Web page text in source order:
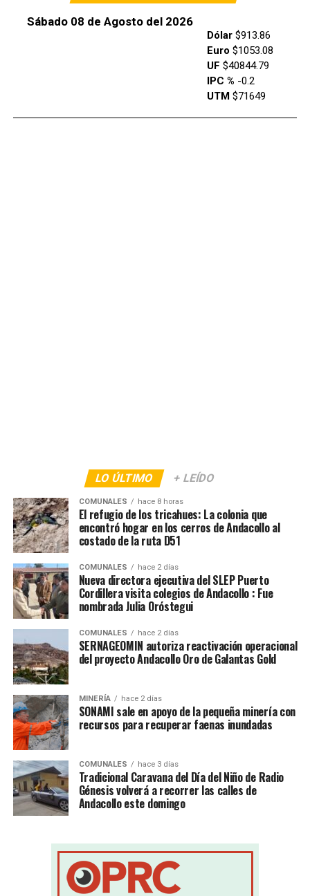
Sábado 08 de Agosto del 2026
Dólar$913.86
Euro $1053.08
UF $40844.79
IPC % -0.2
UTM$71649
LO ÚLTIMO + LEÍDO
COMUNALES hace 8 horas
El refugio de los tricahues: La colonia que
encontró hogar en los cerros de Andacollo al
costado de la ruta D51
COMUNALES hace 2 días
Nueva directora ejecutiva del SLEP Puerto
Cordillera visita colegios de Andacollo : Fue
nombrada Julia Oróstegui
COMUNALES hace 2 días
SERNAGEOMIN autoriza reactivación operacional
del proyecto Andacollo Oro de Galantas Gold
MINERÍA hace 2 días
SONAMI sale en apoyo de la pequeña minería con
recursos para recuperar faenas inundadas
COMUNALES hace 3 días
Tradicional Caravana del Día del Niño de Radio
Génesis volverá a recorrer las calles de
Andacollo este domingo